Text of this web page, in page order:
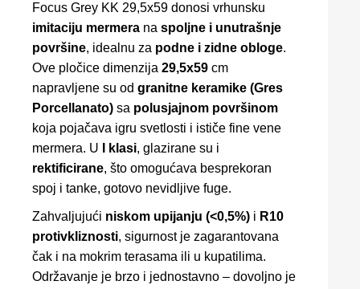
Focus Grey KK 29,5x59 donosi vrhunsku
imitaciju mermera na spoljne i unutrašnje
površine, idealnu za podne i zidne obloge.
Ove pločice dimenzija 29,5x59 cm
napravljene su od granitne keramike (Gres
Porcellanato) sa polusjajnom površinom
koja pojačava igru svetlosti i ističe fine vene
mermera. U
I klasi, glazirane su i
rektificirane, što omogućava besprekoran
spoj i tanke, gotovo nevidljive fuge.
Zahvaljujući niskom upijanju (<0,5%) i R10
protivkliznosti, sigurnost je zagarantovana
čak i na mokrim terasama ili u kupatilima.
Održavanje je brzo i jednostavno – dovoljno je